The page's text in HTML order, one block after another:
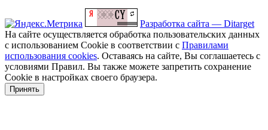
Разработка сайта — Ditarget
На сайте осуществляется обработка пользовательских данных
с использованием Cookie в соответствии с Правилами
использования cookies. Оставаясь на сайте, Вы соглашаетесь с
условиями Правил. Вы также можете запретить сохранение
Cookie в настройках своего браузера.
Принять